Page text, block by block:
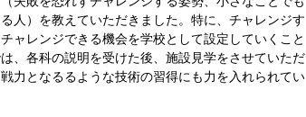
人）を教えていただきました。特に、チャレンジす
ャレンジできる機会を学校として設定していくこと
、各科の説明を受けた後、施設見学をさせていただ
力となるるような技術の習得にも力を入れられてい